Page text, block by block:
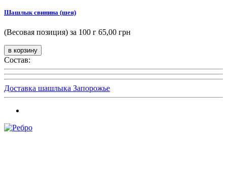
Шашлык свинина (шея)
(Весовая позиция) за 100 г 65,00 грн
Состав:
Доставка шашлыка Запорожье